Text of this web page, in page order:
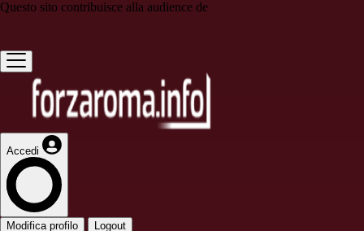
Questo sito contribuisce alla audience de
Accedi
Modifica profilo Logout